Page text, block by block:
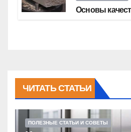
Основы
ЧИТАТЬ СТАТЬИ
ПОЛЕЗНЫЕ СТАТЬИ И СОВЕТЫ